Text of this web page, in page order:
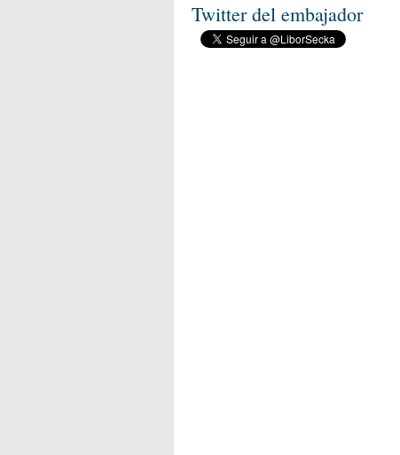
Twitter del embajador